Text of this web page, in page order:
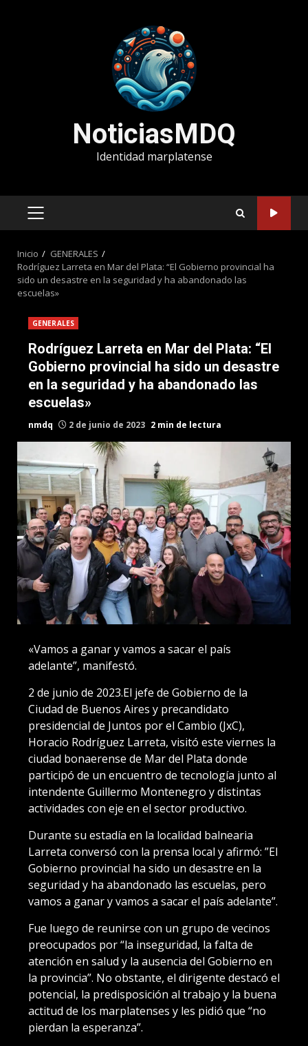
NoticiasMDQ
Identidad marplatense
MENÚ
Inicio
GENERALES
Rodríguez Larreta en Mar del Plata: “El Gobierno provincial ha
sido un desastre en la seguridad y ha abandonado las
escuelas»
GENERALES
Rodríguez Larreta en Mar del Plata: “El
Gobierno provincial ha sido un desastre
en la seguridad y ha abandonado las
escuelas»
nmdq 2 de junio de 2023 2 min de lectura
«Vamos a ganar y vamos a sacar el país
adelante”, manifestó.
2 de junio de 2023.El jefe de Gobierno de la
Ciudad de Buenos Aires y precandidato
presidencial de Juntos por el Cambio (JxC),
Horacio Rodríguez Larreta, visitó este viernes la
ciudad bonaerense de Mar del Plata donde
participó de un encuentro de tecnología junto al
intendente Guillermo Montenegro y distintas
actividades con eje en el sector productivo.
Durante su estadía en la localidad balnearia
Larreta conversó con la prensa local y afirmó: ”El
Gobierno provincial ha sido un desastre en la
seguridad y ha abandonado las escuelas, pero
vamos a ganar y vamos a sacar el país adelante”.
Fue luego de reunirse con un grupo de vecinos
preocupados por “la inseguridad, la falta de
atención en salud y la ausencia del Gobierno en
la provincia”. No obstante, el dirigente destacó el
potencial, la predisposición al trabajo y la buena
actitud de los marplatenses y les pidió que “no
pierdan la esperanza”.